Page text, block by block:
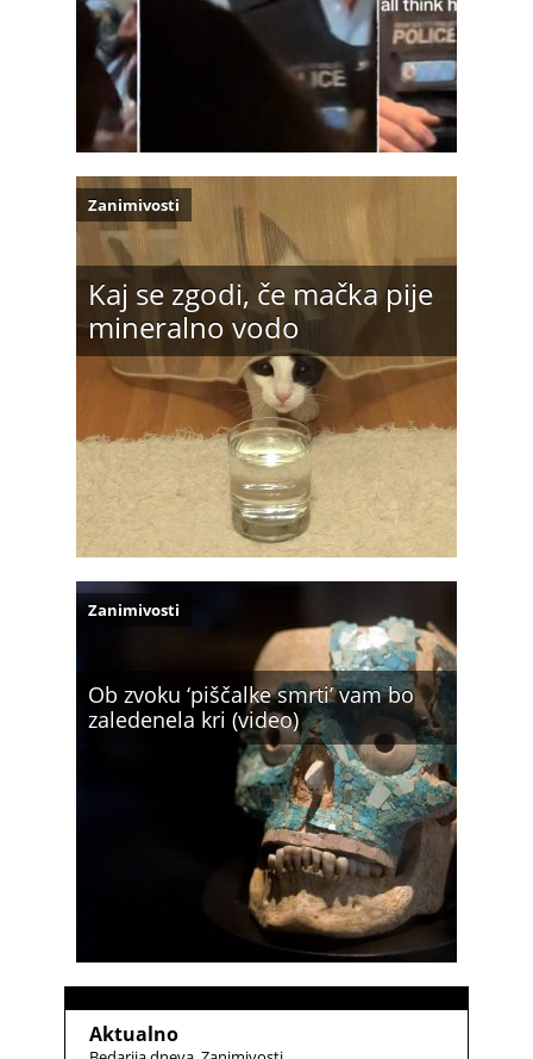
Kaj se zgodi, če mačka pije
mineralno vodo
Zanimivosti
Ob zvoku ‘piščalke smrti’ vam bo
zaledenela kri (video)
Zanimivosti
Aktualno